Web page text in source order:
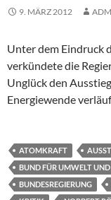
9. MÄRZ 2012
Unter dem Eindruck
verkündete die
Unglück den
Energiewende
ATOMKRAFT
BUND FÜR UMWELT
BUNDESREGIERUNG